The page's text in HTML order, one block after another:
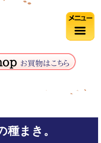
種まき。